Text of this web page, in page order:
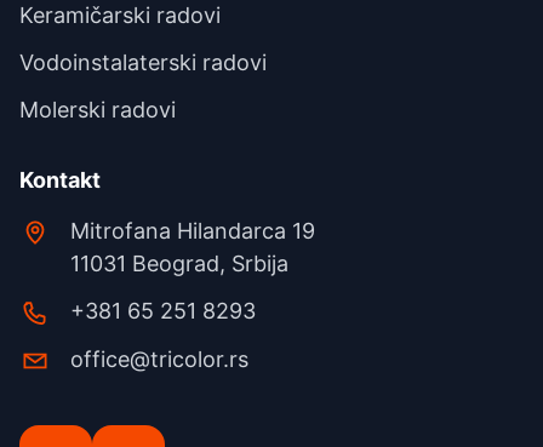
Keramičarski radovi
Vodoinstalaterski radovi
Molerski radovi
Kontakt
Mitrofana Hilandarca 19
11031 Beograd, Srbija
+381 65 251 8293
office@tricolor.rs